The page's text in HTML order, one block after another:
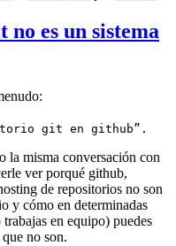
no es un sistema
git en github”.
la misma conversación con
ver porqué github,
de repositorios no son
y cómo en determinadas
en equipo) puedes
no son.